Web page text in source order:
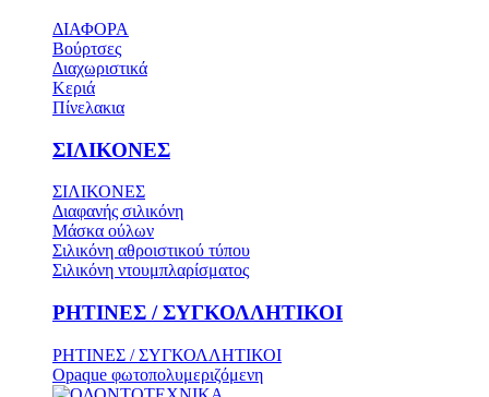
ΔΙΑΦΟΡΑ
Βούρτσες
Διαχωριστικά
Κεριά
Πίνελακια
ΣΙΛΙΚΟΝΕΣ
ΣΙΛΙΚΟΝΕΣ
Διαφανής σιλικόνη
Μάσκα ούλων
Σιλικόνη αθροιστικού τύπου
Σιλικόνη ντουμπλαρίσματος
ΡΗΤΙΝΕΣ / ΣΥΓΚΟΛΛΗΤΙΚΟΙ
ΡΗΤΙΝΕΣ / ΣΥΓΚΟΛΛΗΤΙΚΟΙ
Opaque φωτοπολυμεριζόμενη